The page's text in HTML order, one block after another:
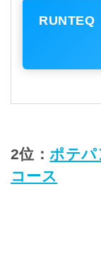
RUNTEQ
2位：ポテ
コース